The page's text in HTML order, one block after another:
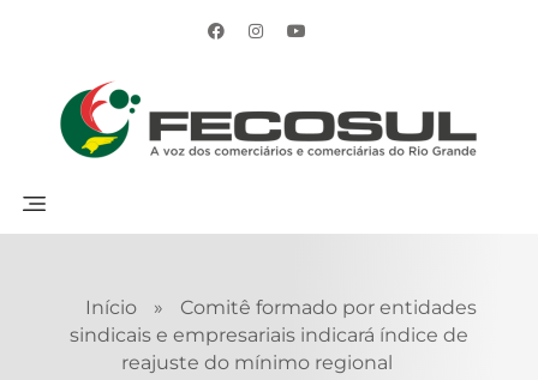
Início »
Comitê formado por entidades
sindicais e empresariais indicará índice de
reajuste do mínimo regional